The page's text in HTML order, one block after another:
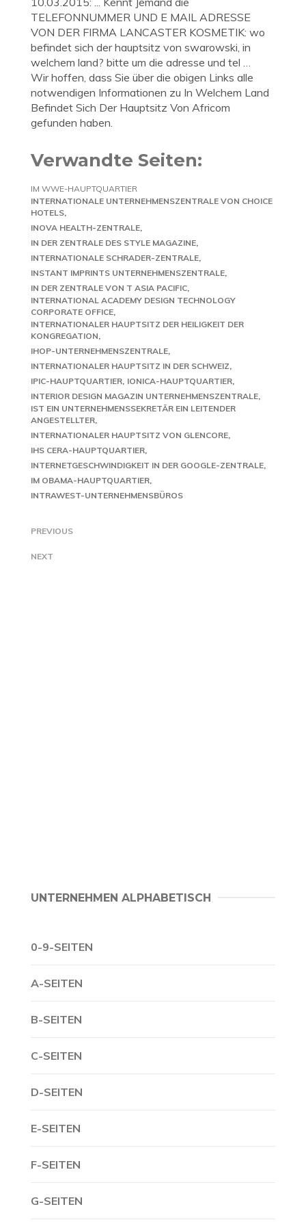
TELEFONNUMMER UND E MAIL ADRESSE
VON DER FIRMA LANCASTER KOSMETIK: wo
befindet sich der hauptsitz von swarowski, in
welchem land? bitte um die adresse und tel …
Wir hoffen, dass Sie über die obigen Links alle
notwendigen Informationen zu In Welchem Land
Befindet Sich Der Hauptsitz Von Africom
gefunden haben.
Verwandte Seiten:
IM WWE-HAUPTQUARTIER
INTERNATIONALE UNTERNEHMENSZENTRALE VON CHOICE
HOTELS
INOVA HEALTH-ZENTRALE
IN DER ZENTRALE DES STYLE MAGAZINE
INTERNATIONALE SCHRADER-ZENTRALE
INSTANT IMPRINTS UNTERNEHMENSZENTRALE
IN DER ZENTRALE VON T ASIA PACIFIC
INTERNATIONAL ACADEMY DESIGN TECHNOLOGY
CORPORATE OFFICE
INTERNATIONALER HAUPTSITZ DER HEILIGKEIT DER
KONGREGATION
IHOP-UNTERNEHMENSZENTRALE
INTERNATIONALER HAUPTSITZ IN DER SCHWEIZ
IPIC-HAUPTQUARTIER IONICA-HAUPTQUARTIER
INTERIOR DESIGN MAGAZIN UNTERNEHMENSZENTRALE
IST EIN UNTERNEHMENSSEKRETÄR EIN LEITENDER
ANGESTELLTER
INTERNATIONALER HAUPTSITZ VON GLENCORE
IHS CERA-HAUPTQUARTIER
INTERNETGESCHWINDIGKEIT IN DER GOOGLE-ZENTRALE
IM OBAMA-HAUPTQUARTIER
INTRAWEST-UNTERNEHMENSBÜROS
PREVIOUS
NEXT
UNTERNEHMEN ALPHABETISCH
0-9-SEITEN
A-SEITEN
B-SEITEN
C-SEITEN
D-SEITEN
E-SEITEN
F-SEITEN
G-SEITEN